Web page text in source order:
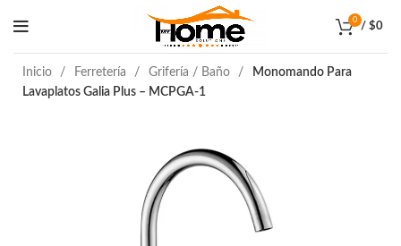
0
/ $0
Inicio Ferretería Grifería / Baño
Monomando Para
Lavaplatos Galia Plus – MCPGA-1